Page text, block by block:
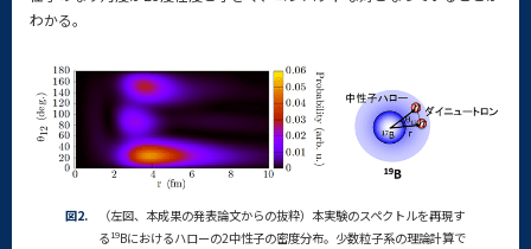
わかる。
図2.
（左図、本成果の発表論文からの抜粋）本実験のスペクトルを再現す
る19Bにおけるハローの2中性子の密度分布。少数粒子系の理論計算で